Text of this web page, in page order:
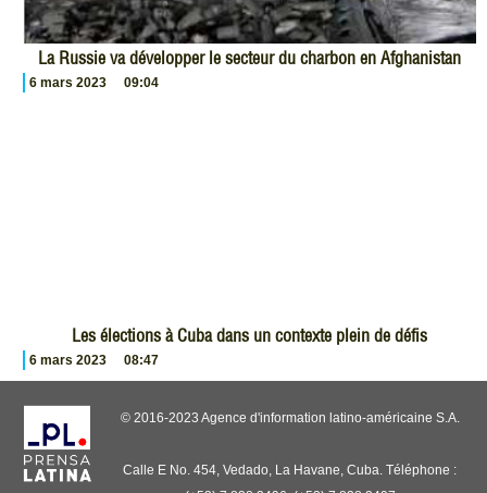
La Russie va développer le secteur du charbon en Afghanistan
6 mars 2023 09:04
Les élections à Cuba dans un contexte plein de défis
6 mars 2023 08:47
© 2016-2023 Agence d'information latino-américaine S.A.
Calle E No. 454, Vedado, La Havane, Cuba. Téléphone :